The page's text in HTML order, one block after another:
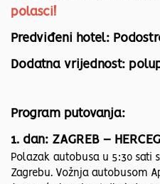
polasci!
Predviđeni hotel:
Dodatna vrijednost:
Program putovanja:
1. dan: ZAGREB –
Polazak autobusa u 5:30 sati
Zagrebu. Vožnja autobusom